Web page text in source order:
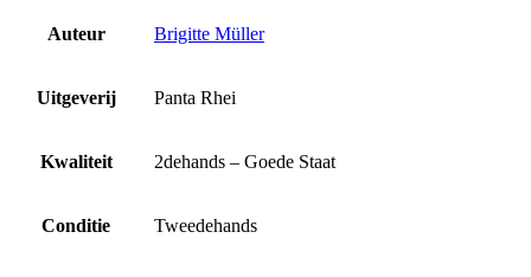
Auteur Brigitte Müller
Uitgeverij Panta Rhei
Kwaliteit 2dehands – Goede Staat
Conditie Tweedehands